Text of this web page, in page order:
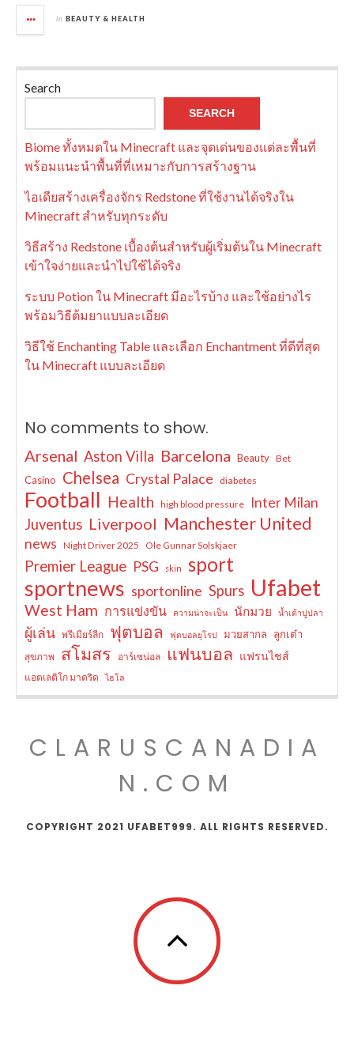
in BEAUTY & HEALTH
Search
SEARCH
Biome ทั้งหมดใน Minecraft และจุดเด่นของแต่ละพื้นที่
พร้อมแนะนำพื้นที่ที่เหมาะกับการสร้างฐาน
ไอเดียสร้างเครื่องจักร Redstone ที่ใช้งานได้จริงใน
Minecraft สำหรับทุกระดับ
วิธีสร้าง Redstone เบื้องต้นสำหรับผู้เริ่มต้นใน Minecraft
เข้าใจง่ายและนำไปใช้ได้จริง
ระบบ Potion ใน Minecraft มีอะไรบ้าง และใช้อย่างไร
พร้อมวิธีต้มยาแบบละเอียด
วิธีใช้ Enchanting Table และเลือก Enchantment ที่ดีที่สุด
ใน Minecraft แบบละเอียด
No comments to show.
Arsenal Aston Villa Barcelona Beauty Bet
Casino Chelsea Crystal Palace diabetes
Football Health high blood pressure Inter Milan
Juventus Liverpool Manchester United
news Night Driver 2025 Ole Gunnar Solskjaer
Premier League PSG skin sport
sportnews sportonline Spurs Ufabet
West Ham การแข่งขัน ความน่าจะเป็น นักมวย น้ำเต้าปูปลา
ผู้เล่น พรีเมียร์ลีก ฟุตบอล ฟุตบอลยุโรป มวยสากล ลูกเต๋า
สุขภาพ สโมสร อาร์เซน่อล แฟนบอล แฟรนไชส์
แอตเลติโก มาดริด ไฮโล
CLARUSCANADIA
N.COM
COPYRIGHT 2021 UFABET999. ALL RIGHTS RESERVED.